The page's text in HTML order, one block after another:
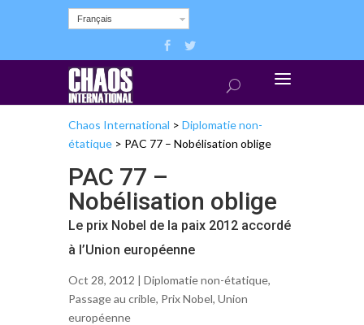
Français
Chaos International > Diplomatie non-
étatique > PAC 77 – Nobélisation oblige
PAC 77 –
Nobélisation oblige
Le prix Nobel de la paix 2012 accordé
à l’Union européenne
Oct 28, 2012 | Diplomatie non-étatique,
Passage au crible, Prix Nobel, Union
européenne